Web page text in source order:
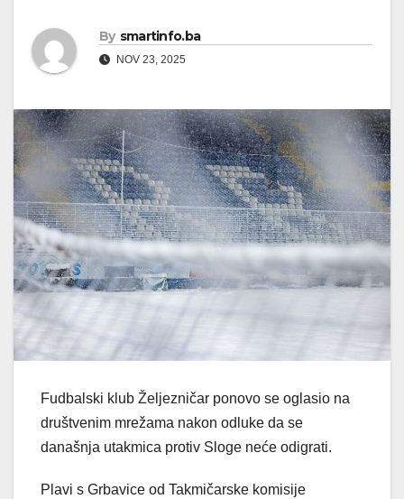
By smartinfo.ba
NOV 23, 2025
Fudbalski klub Željezničar ponovo se oglasio na
društvenim mrežama nakon odluke da se
današnja utakmica protiv Sloge neće odigrati.
Plavi s Grbavice od Takmičarske komisije